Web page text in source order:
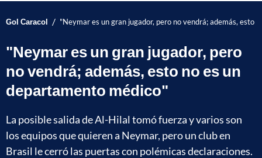
Gol Caracol / "Neymar es un gran jugador, pero no vendrá; además, esto
"Neymar es un gran jugador, pero
no vendrá; además, esto no es un
departamento médico"
La posible salida de Al-Hilal tomó fuerza y varios son
los equipos que quieren a Neymar, pero un club en
Brasil le cerró las puertas con polémicas declaraciones.